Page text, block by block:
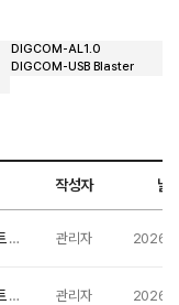
DIGCOM-AL1.0
DIGCOM-USB Blaster
작성자 날
DIGCOM-AC1.3 키트 프로젝트 파일(논리회로+디지털 시계)-VHDL 관리자 2026-
DIGCOM-AC1.3 키트 프로젝트 파일(컴퓨터 구조 실습)-Verilog 관리자 2026-